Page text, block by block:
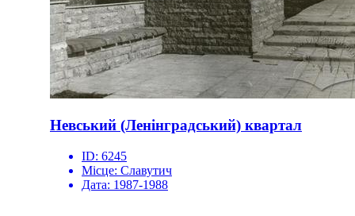
Невський (Ленінградський) квартал
ID: 6245
Місце: Славутич
Дата: 1987-1988